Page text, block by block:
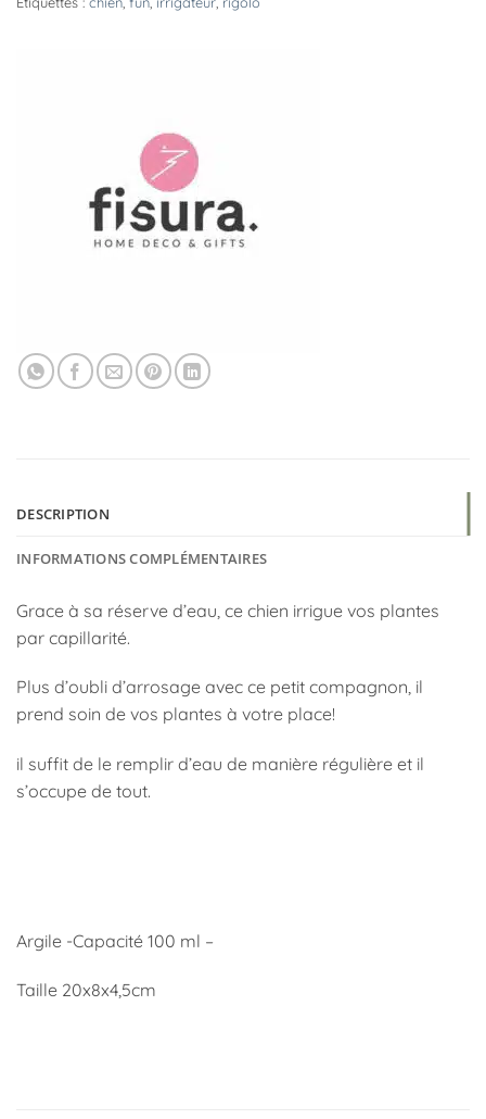
DESCRIPTION
INFORMATIONS COMPLÉMENTAIRES
Grace à sa réserve d’eau, ce chien irrigue vos plantes
par capillarité.
Plus d’oubli d’arrosage avec ce petit compagnon, il
prend soin de vos plantes à votre place!
il suffit de le remplir d’eau de manière régulière et il
s’occupe de tout.
Argile -Capacité 100 ml –
Taille 20x8x4,5cm